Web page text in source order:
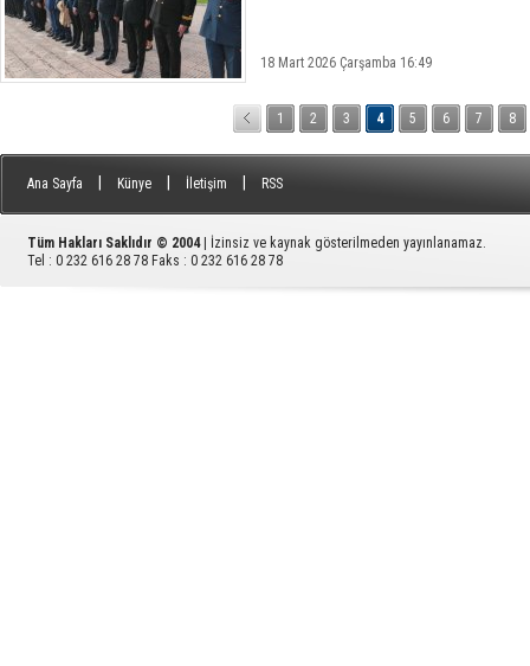
18 Mart 2026 Çarşamba 16:49
1 2 3 4 5 6 7 8
Ana Sayfa Künye İletişim RSS
Tüm Hakları Saklıdır © 2004
| İzinsiz ve kaynak gösterilmeden yayınlanamaz.
Tel : 0 232 616 28 78 Faks : 0 232 616 28 78